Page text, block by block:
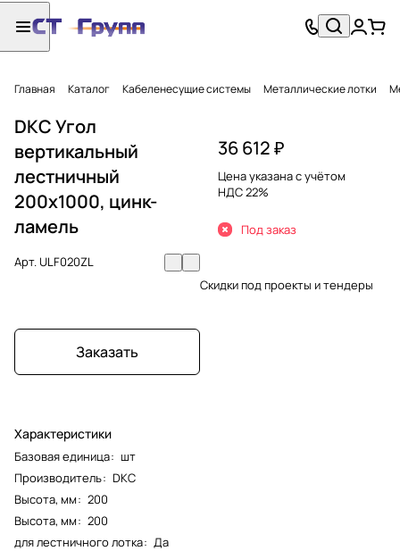
Главная Каталог Кабеленесущие системы Металлические лотки
DKC Угол
вертикальный
лестничный
200х1000, цинк-
ламель
Арт.ULF020ZL
Заказать
Характеристики
Базовая единица: шт
Производитель: DKC
Высота, мм: 200
Высота, мм: 200
для лестничного лотка: Да
36 612 ₽
Цена указана с учётом
НДС 22%
Под заказ
Скидки под проекты и тендеры